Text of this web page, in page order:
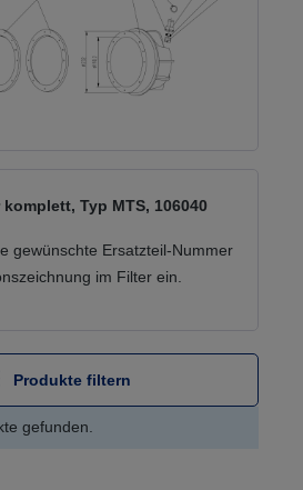
Typ MTS, 106040
gewünschte Ersatzteil-Nummer
im Filter ein.
Produkte filtern
gefunden.